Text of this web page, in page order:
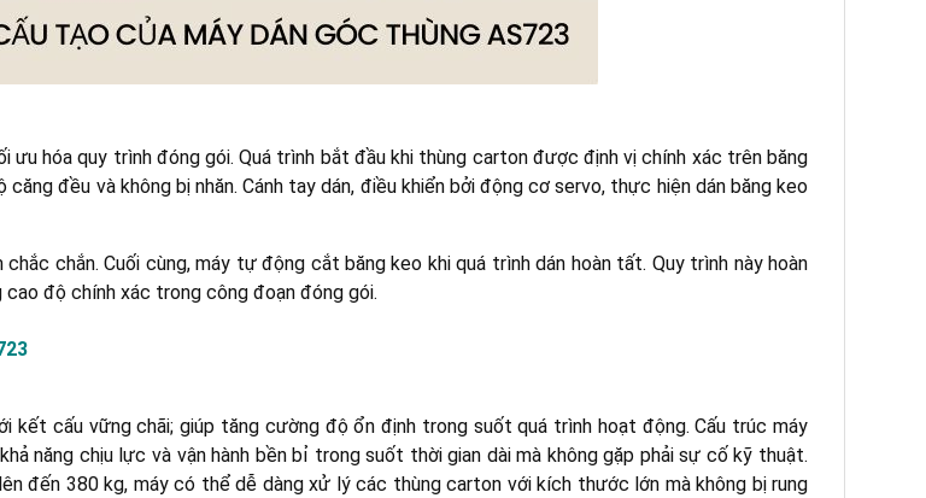
hóa quy trình đóng gói. Quá trình bắt đầu khi thùng carton được định vị chính xác trên băng
đều và không bị nhăn. Cánh tay dán, điều khiển bởi động cơ servo, thực hiện dán băng keo
chắn. Cuối cùng, máy tự động cắt băng keo khi quá trình dán hoàn tất. Quy trình này hoàn
độ chính xác trong công đoạn đóng gói.
kết cấu vững chãi; giúp tăng cường độ ổn định trong suốt quá trình hoạt động. Cấu trúc máy
năng chịu lực và vận hành bền bỉ trong suốt thời gian dài mà không gặp phải sự cố kỹ thuật.
đến 380 kg, máy có thể dễ dàng xử lý các thùng carton với kích thước lớn mà không bị rung